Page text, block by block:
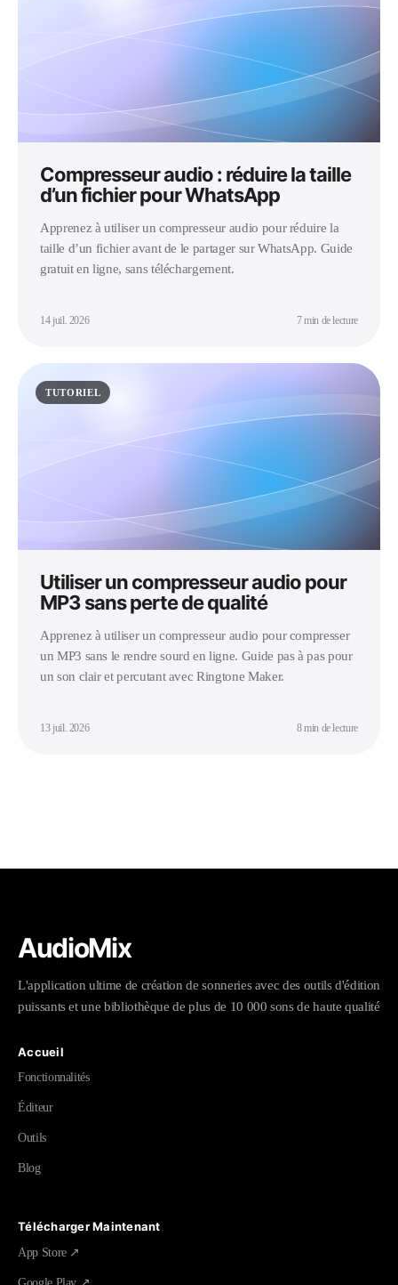
Compresseur audio : réduire la taille
d’un fichier pour WhatsApp
Apprenez à utiliser un compresseur audio pour réduire la
taille d’un fichier avant de le partager sur WhatsApp. Guide
gratuit en ligne, sans téléchargement.
14 juil. 2026 7 min de lecture
TUTORIEL
Utiliser un compresseur audio pour
MP3 sans perte de qualité
Apprenez à utiliser un compresseur audio pour compresser
un MP3 sans le rendre sourd en ligne. Guide pas à pas pour
un son clair et percutant avec Ringtone Maker.
13 juil. 2026 8 min de lecture
AudioMix
L'application ultime de création de sonneries avec des outils d'édition
puissants et une bibliothèque de plus de 10 000 sons de haute qualité
Accueil
Fonctionnalités
Éditeur
Outils
Blog
Télécharger Maintenant
App Store ↗